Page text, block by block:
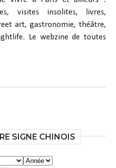
visites insolites, livres,
art, gastronomie, théâtre,
Le webzine de toutes
SIGNE CHINOIS